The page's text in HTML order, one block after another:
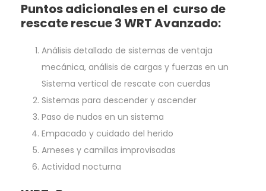
Puntos adicionales en el curso de
rescate rescue 3 WRT Avanzado:
Análisis detallado de sistemas de ventaja
mecánica, análisis de cargas y fuerzas en un
Sistema vertical de rescate con cuerdas
Sistemas para descender y ascender
Paso de nudos en un sistema
Empacado y cuidado del herido
Arneses y camillas improvisadas
Actividad nocturna